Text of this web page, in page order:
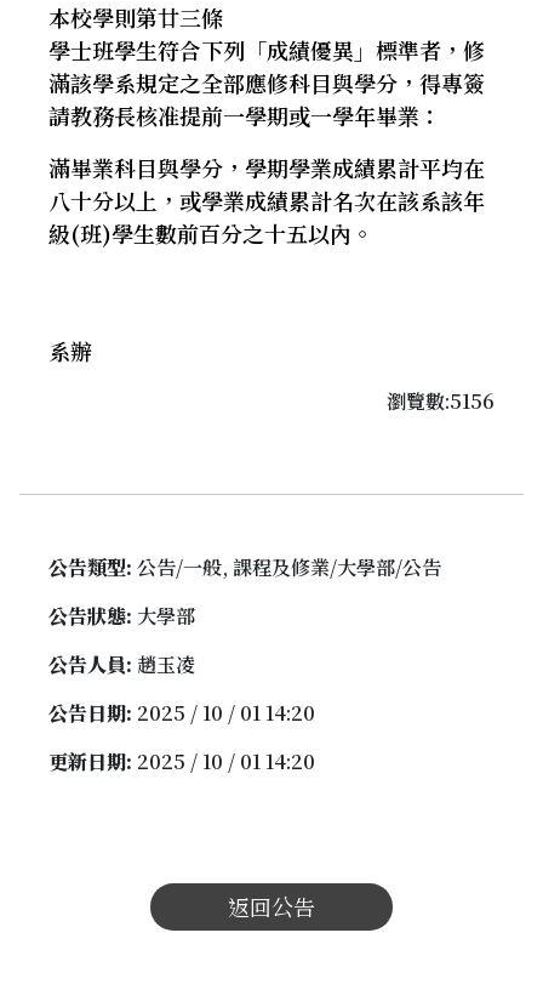
本校學則第廿三條
學士班學生符合下列「成績優異」標準者，修
滿該學系規定之全部應修科目與學分，得專簽
請教務長核准提前一學期或一學年畢業：
滿畢業科目與學分，學期學業成績累計平均在
八十分以上，或學業成績累計名次在該系該年
級(班)學生數前百分之十五以內。
系辦
瀏覽數:5156
公告類型: 公告/一般, 課程及修業/大學部/公告
公告狀態: 大學部
公告人員: 趙玉凌
公告日期: 2025 / 10 / 01 14:20
更新日期: 2025 / 10 / 01 14:20
返回公告